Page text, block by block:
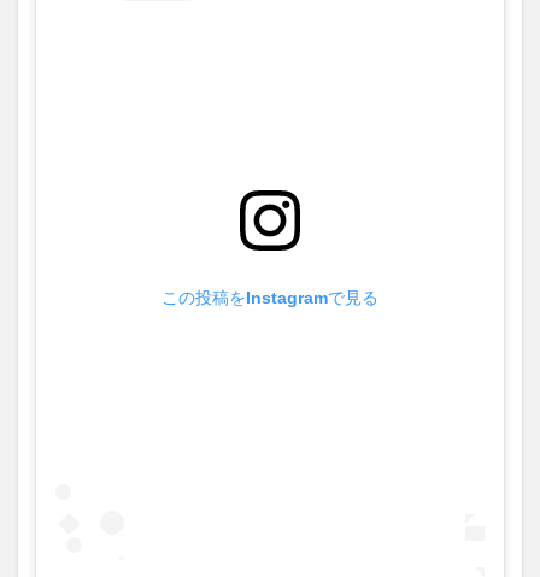
この投稿をInstagramで見る